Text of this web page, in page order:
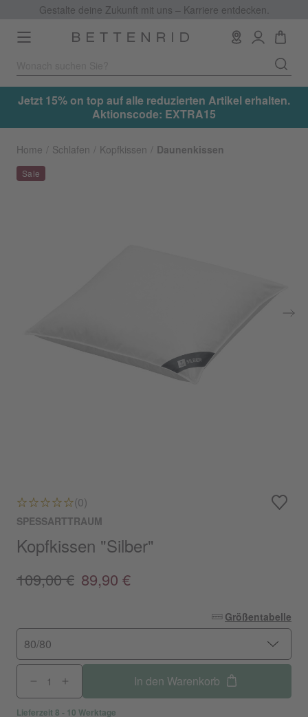
Gestalte deine Zukunft mit uns – Karriere entdecken.
Toggle
navigation
Jetzt 15% on top auf alle reduzierten Artikel erhalten.
Aktionscode: EXTRA15
Home Schlafen Kopfkissen Daunenkissen
(0)
SPESSARTTRAUM
Kopfkissen "Silber"
109,00 € 89,90 €
Größentabelle
80/80
In den Warenkorb
Lieferzeit 8 - 10 Werktage